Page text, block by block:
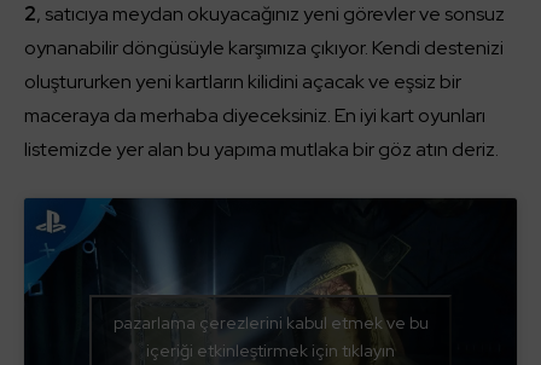
2, satıcıya meydan okuyacağınız yeni görevler ve sonsuz
oynanabilir döngüsüyle karşımıza çıkıyor. Kendi destenizi
oluştururken yeni kartların kilidini açacak ve eşsiz bir
maceraya da merhaba diyeceksiniz. En iyi kart oyunları
listemizde yer alan bu yapıma mutlaka bir göz atın deriz.
pazarlama çerezlerini kabul etmek ve bu
içeriği etkinleştirmek için tıklayın